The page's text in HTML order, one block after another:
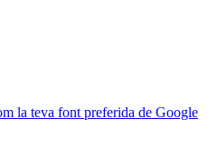
la teva font preferida de Google